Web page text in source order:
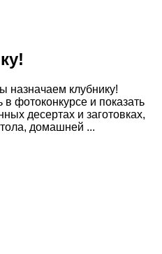
назначаем клубнику!
фотоконкурсе и показать
десертах и заготовках,
домашней ...